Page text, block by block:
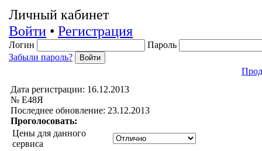
Личный кабинет
Войти • Регистрация
Логин
Пароль
Забыли пароль?
Дата регистрации: 16.12.2013
№ Е48Я
Последнее обновление: 23.12.2013
Проголосовать:
Цены для данного
сервиса